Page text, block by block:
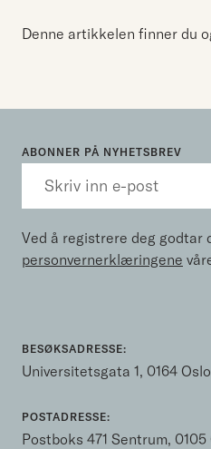
Denne artikkelen finner du
ABONNER PÅ NYHETSBREV
Ved å registrere deg godtar
personvernerklæringene
BESØKSADRESSE:
Universitetsgata 1, 0164 Oslo
POSTADRESSE:
Postboks 471 Sentrum, 0105